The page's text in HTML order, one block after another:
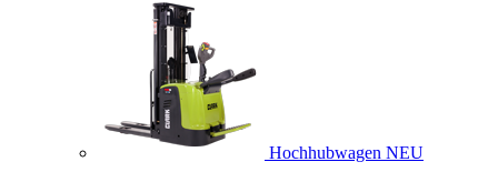
Hochhubwagen NEU